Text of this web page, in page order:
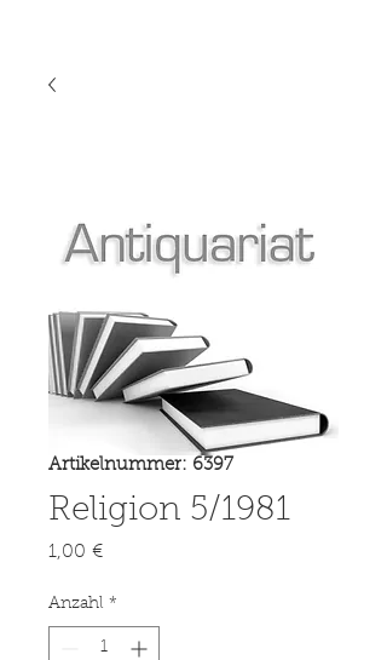
Artikelnummer: 6397
Religion 5/1981
1,00 €Preis
Anzahl *